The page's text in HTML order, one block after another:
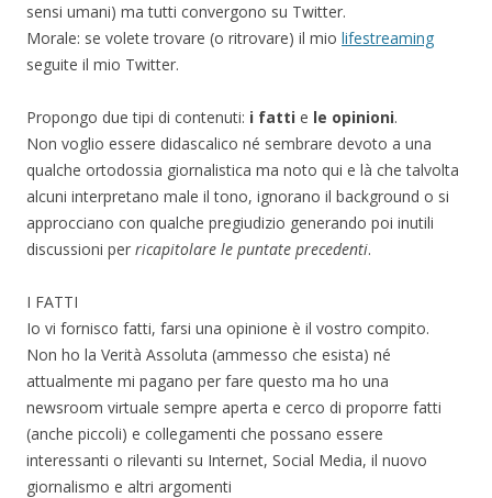
sensi umani) ma tutti convergono su Twitter.
Morale: se volete trovare (o ritrovare) il mio lifestreaming
seguite il mio Twitter.
Propongo due tipi di contenuti: i fatti e le opinioni.
Non voglio essere didascalico né sembrare devoto a una
qualche ortodossia giornalistica ma noto qui e là che talvolta
alcuni interpretano male il tono, ignorano il background o si
approcciano con qualche pregiudizio generando poi inutili
discussioni per ricapitolare le puntate precedenti.
I FATTI
Io vi fornisco fatti, farsi una opinione è il vostro compito.
Non ho la Verità Assoluta (ammesso che esista) né
attualmente mi pagano per fare questo ma ho una
newsroom virtuale sempre aperta e cerco di proporre fatti
(anche piccoli) e collegamenti che possano essere
interessanti o rilevanti su Internet, Social Media, il nuovo
giornalismo e altri argomenti